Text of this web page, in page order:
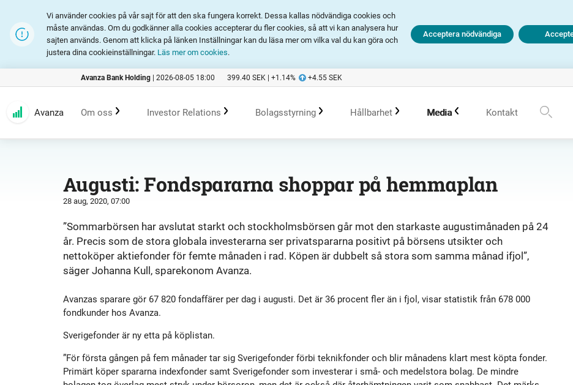
Vi använder cookies på vår sajt för att den ska fungera korrekt. Dessa kallas nödvändiga cookies och
måste användas. Om du godkänner alla cookies accepterar du fler cookies, så att vi kan analysera hur
sajten används. Genom att klicka på länken Inställningar kan du läsa mer om vilka val du kan göra och
justera dina cookieinställningar. Läs mer om cookies.
Acceptera nödvändiga
Avanza Bank Holding | 2026-08-05 18:00 399.40 SEK | +1.14% +4.55 SEK
Avanza Om oss
Erbjudande
Marknadsföring
Utmärkelser
Kultur
Investor Relations
Finansiell statistik
Kalender
Bolagsstyrning
Bolagsstämma
Valberedning
Hållbarhet
Hållbarhetsarbete vid portföljförvaltning
Media
Talespersoner
Kontakt
Augusti: Fondspararna shoppar på hemmaplan
28 aug, 2020, 07:00
”Sommarbörsen har avslutat starkt och stockholmsbörsen går mot den starkaste augustimånaden på 24
år. Precis som de stora globala investerarna ser privatspararna positivt på börsens utsikter och
nettoköper aktiefonder för femte månaden i rad. Köpen är dubbelt så stora som samma månad ifjol”,
säger Johanna Kull, sparekonom Avanza.
Avanzas sparare gör 67 820 fondaffärer per dag i augusti. Det är 36 procent fler än i fjol, visar statistik från 678 000
fondkunder hos Avanza.
Sverigefonder är ny etta på köplistan.
”För första gången på fem månader tar sig Sverigefonder förbi teknikfonder och blir månadens klart mest köpta fonder.
Primärt köper spararna indexfonder samt Sverigefonder som investerar i små- och medelstora bolag. De mindre